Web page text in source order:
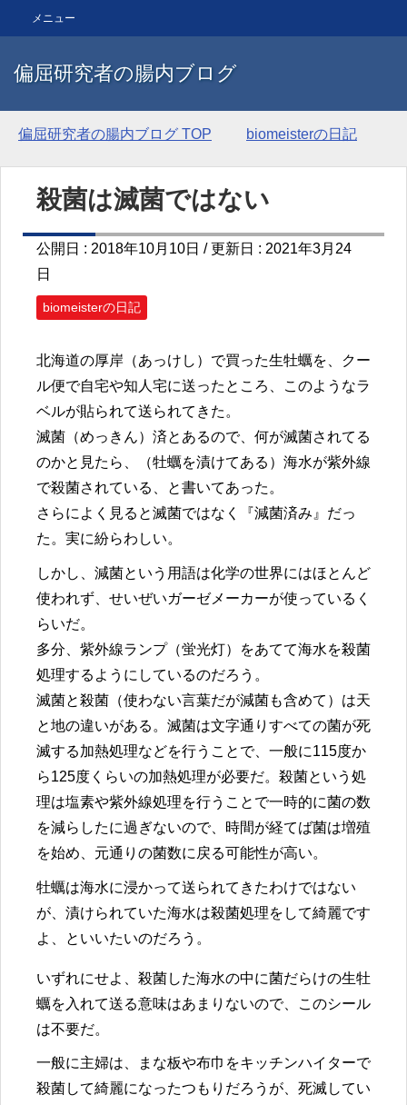
偏屈研究者の腸内ブログ
メニュー
偏屈研究者の腸内ブログ TOP biomeisterの日記
殺菌は滅菌ではない
公開日 : 2018年10月10日 / 更新日 : 2021年3月24
日
biomeisterの日記
北海道の厚岸（あっけし）で買った生牡蠣を、クー
ル便で自宅や知人宅に送ったところ、このようなラ
ベルが貼られて送られてきた。
滅菌（めっきん）済とあるので、何が滅菌されてる
のかと見たら、（牡蠣を漬けてある）海水が紫外線
で殺菌されている、と書いてあった。
さらによく見ると滅菌ではなく『減菌済み』だっ
た。実に紛らわしい。
しかし、減菌という用語は化学の世界にはほとんど
使われず、せいぜいガーゼメーカーが使っているく
らいだ。
多分、紫外線ランプ（蛍光灯）をあてて海水を殺菌
処理するようにしているのだろう。
滅菌と殺菌（使わない言葉だが減菌も含めて）は天
と地の違いがある。滅菌は文字通りすべての菌が死
滅する加熱処理などを行うことで、一般に115度か
ら125度くらいの加熱処理が必要だ。殺菌という処
理は塩素や紫外線処理を行うことで一時的に菌の数
を減らしたに過ぎないので、時間が経てば菌は増殖
を始め、元通りの菌数に戻る可能性が高い。
牡蠣は海水に浸かって送られてきたわけではない
が、漬けられていた海水は殺菌処理をして綺麗です
よ、といいたいのだろう。
いずれにせよ、殺菌した海水の中に菌だらけの生牡
蠣を入れて送る意味はあまりないので、このシール
は不要だ。
一般に主婦は、まな板や布巾をキッチンハイターで
殺菌して綺麗になったつもりだろうが、死滅してい